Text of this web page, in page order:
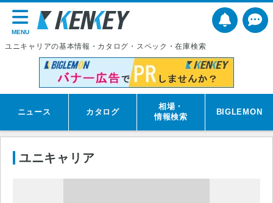
MENU
ユニキャリアの基本情報・カタログ・スペック・在庫検索
ニュース カタログ
相場・
情報検索
BIGLEMON
ユニキャリア